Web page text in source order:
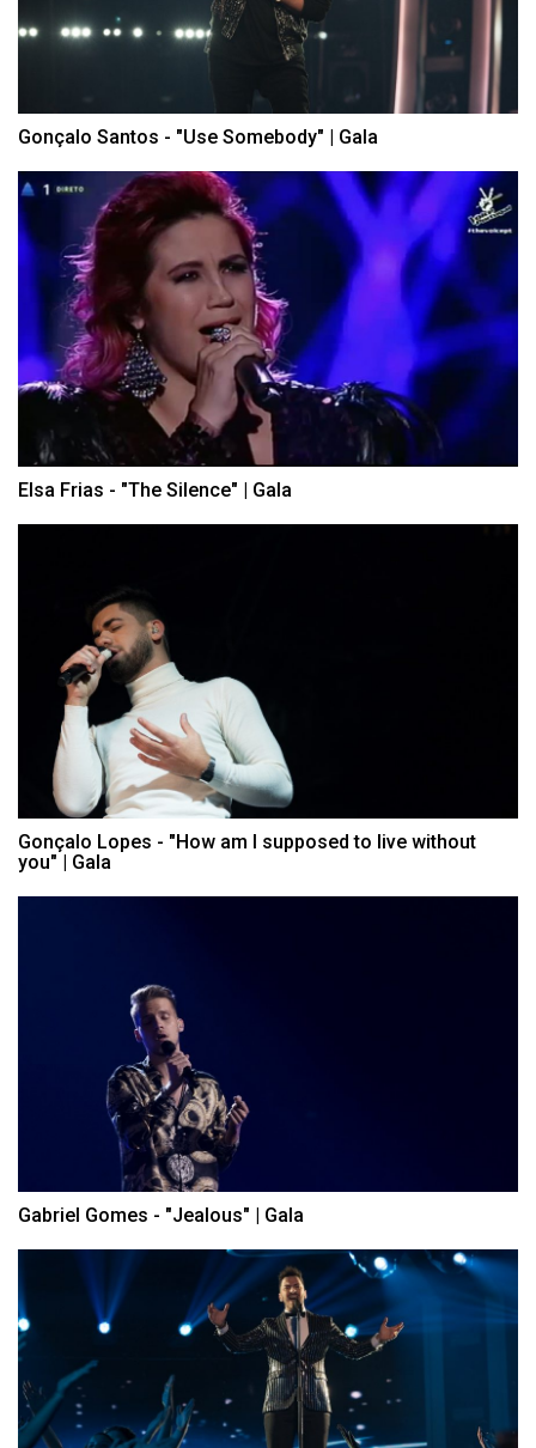
Gonçalo Santos - "Use Somebody" | Gala
Elsa Frias - "The Silence" | Gala
Gonçalo Lopes - "How am I supposed to live without
you" | Gala
Gabriel Gomes - "Jealous" | Gala